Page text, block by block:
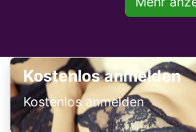
Kostenlos anmelden
Kostenlos anmelden